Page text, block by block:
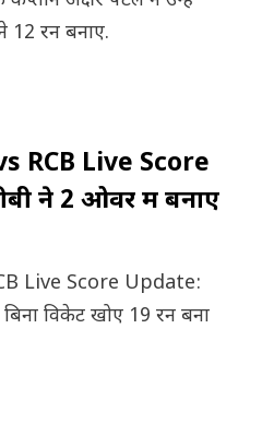
रन बनाए.
RCB Live Score
ने 2 ओवर में बनाए
Live Score Update:
विकेट खोए 19 रन बना